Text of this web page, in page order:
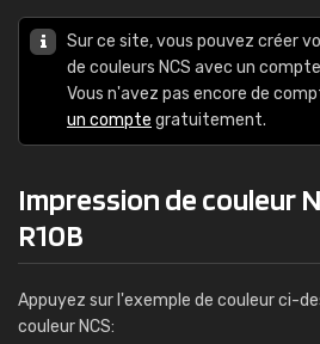
Sur ce site, vous pouvez créer
de couleurs NCS avec un
Vous n'avez pas encore de
un compte gratuitement.
Impression de couleur
R10B
Appuyez sur l'exemple de couleur ci-
couleur NCS: